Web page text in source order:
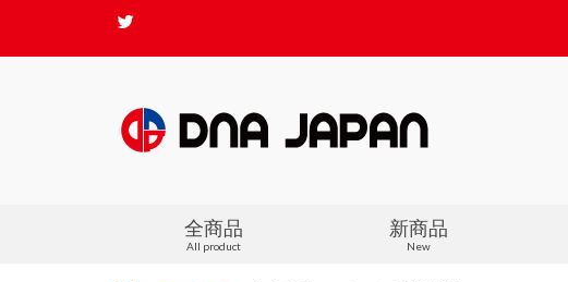
全商品
All product
新商品
New